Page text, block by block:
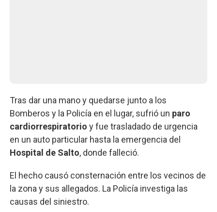
Tras dar una mano y quedarse junto a los
Bomberos y la Policía en el lugar, sufrió un paro
cardiorrespiratorio y fue trasladado de urgencia
en un auto particular hasta la emergencia del
Hospital de Salto, donde falleció.
El hecho causó consternación entre los vecinos de
la zona y sus allegados. La Policía investiga las
causas del siniestro.